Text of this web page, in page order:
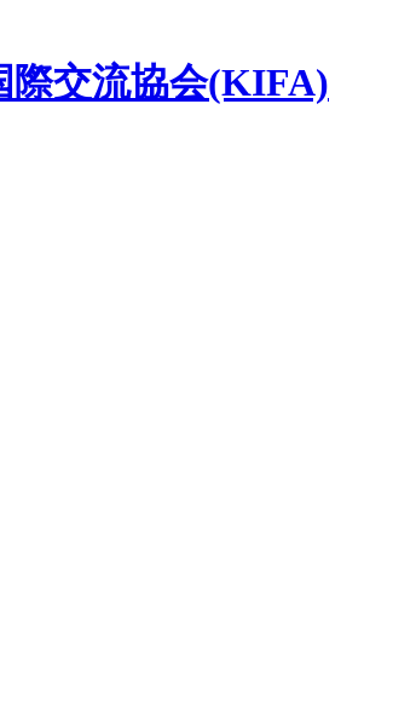
際交流協会(KIFA)